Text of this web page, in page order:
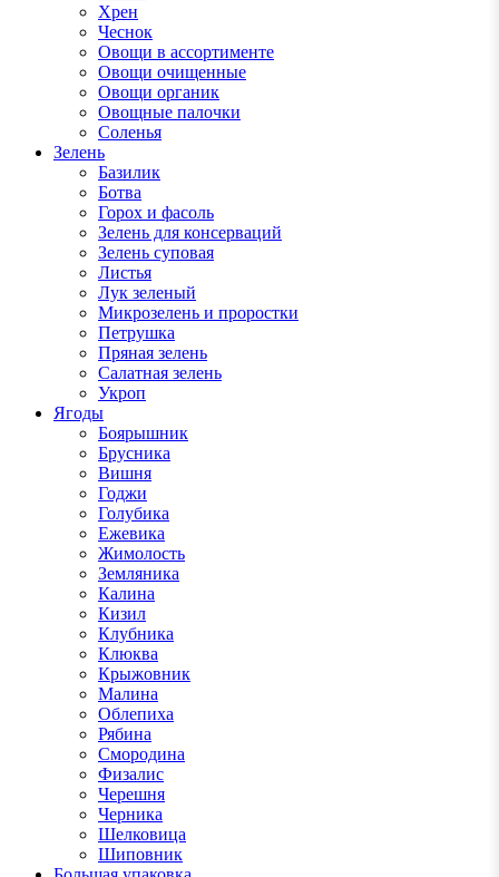
Хрен
Чеснок
Овощи в ассортименте
Овощи очищенные
Овощи органик
Овощные палочки
Соленья
Зелень
Базилик
Ботва
Горох и фасоль
Зелень для консерваций
Зелень суповая
Листья
Лук зеленый
Микрозелень и проростки
Петрушка
Пряная зелень
Салатная зелень
Укроп
Ягоды
Боярышник
Брусника
Вишня
Годжи
Голубика
Ежевика
Жимолость
Земляника
Калина
Кизил
Клубника
Клюква
Крыжовник
Малина
Облепиха
Рябина
Смородина
Физалис
Черешня
Черника
Шелковица
Шиповник